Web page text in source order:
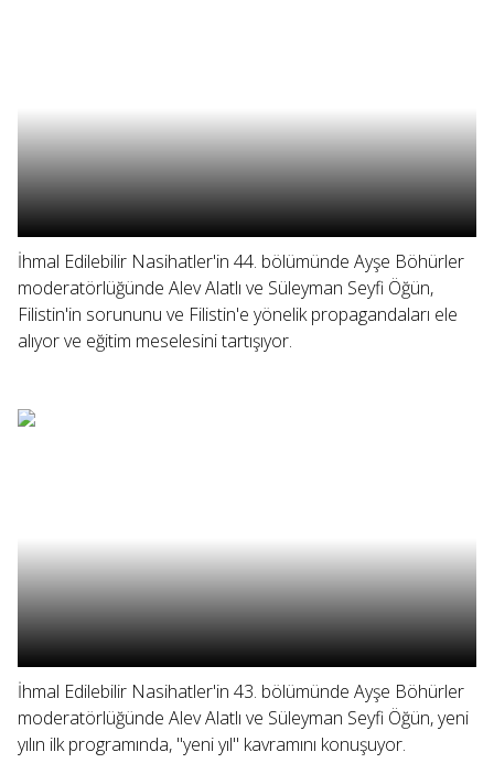
İhmal Edilebilir Nasihatler'in 44. bölümünde Ayşe Böhürler
moderatörlüğünde Alev Alatlı ve Süleyman Seyfi Öğün,
Filistin'in sorununu ve Filistin'e yönelik propagandaları ele
alıyor ve eğitim meselesini tartışıyor.
İhmal Edilebilir Nasihatler'in 43. bölümünde Ayşe Böhürler
moderatörlüğünde Alev Alatlı ve Süleyman Seyfi Öğün, yeni
yılın ilk programında, "yeni yıl" kavramını konuşuyor.